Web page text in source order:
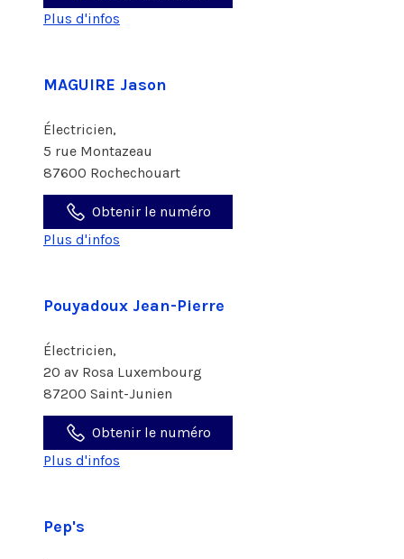
Plus d'infos
MAGUIRE Jason
Électricien,
5 rue Montazeau
87600 Rochechouart
Obtenir le numéro
Plus d'infos
Pouyadoux Jean-Pierre
Électricien,
20 av Rosa Luxembourg
87200 Saint-Junien
Obtenir le numéro
Plus d'infos
Pep's